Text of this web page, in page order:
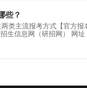
些？
类主流报考方式【官方
生信息网（研招网） 网